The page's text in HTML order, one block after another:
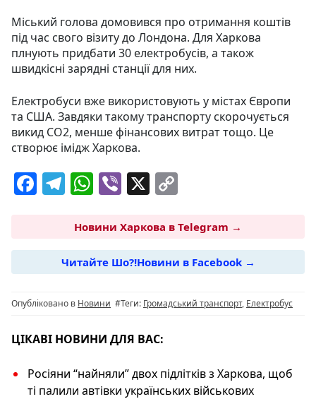
Міський голова домовився про отримання коштів
під час свого візиту до Лондона. Для Харкова
плнують придбати 30 електробусів, а також
швидкісні зарядні станції для них.
Електробуси вже використовують у містах Європи
та США. Завдяки такому транспорту скорочується
викид СО2, менше фінансових витрат тощо. Це
створює імідж Харкова.
F
e
b
o
k
T
e
g
ra
m
W
at
s
A
p
Vi
er
X
p
y
Li
n
Новини Харкова в Telegram →
Читайте Шо?!Новини в Facebook →
Опубліковано в Новини #Теги: Громадський транспорт, Електробус
ЦІКАВІ НОВИНИ ДЛЯ ВАС:
Росіяни “найняли” двох підлітків з Харкова, щоб
ті палили автівки українських військових